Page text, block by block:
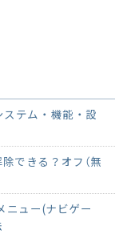
ステム・機能・設
できる？オフ（無
ニュー(ナビゲー